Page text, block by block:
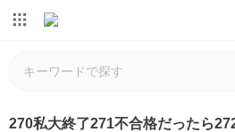
270私大終了271不合格だったら